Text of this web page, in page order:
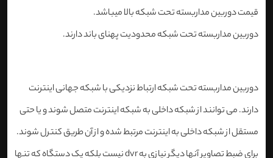
قیمت دوربین مداربسته تحت شبکه بالا میباشد.
دوربین مداربسته تحت شبکه محدودیت پهنای باند دارند.
دوربین مداربسته تحت شبکه ارتباط نزدیکی با شبکه جهانی اینترنت
دارند. می توانند از شبکه داخلی به شبکه اینترنت متصل شوند و یا حتی
مستقل از شبکه داخلی به اینترنت مرتبط شده و از آن طریق کنترل شوند.